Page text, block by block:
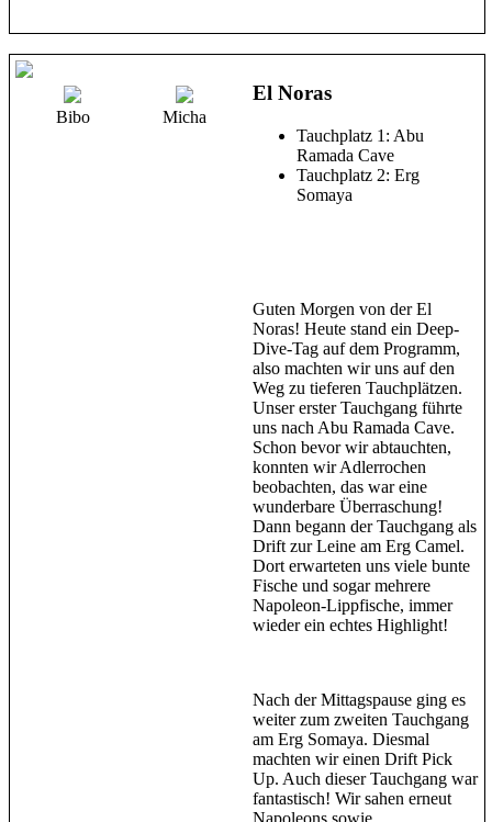
Bibo Micha
El Noras
Tauchplatz 1: Abu
Ramada Cave
Tauchplatz 2: Erg
Somaya
Guten Morgen von der El
Noras! Heute stand ein Deep-
Dive-Tag auf dem Programm,
also machten wir uns auf den
Weg zu tieferen Tauchplätzen.
Unser erster Tauchgang führte
uns nach Abu Ramada Cave.
Schon bevor wir abtauchten,
konnten wir Adlerrochen
beobachten, das war eine
wunderbare Überraschung!
Dann begann der Tauchgang als
Drift zur Leine am Erg Camel.
Dort erwarteten uns viele bunte
Fische und sogar mehrere
Napoleon-Lippfische, immer
wieder ein echtes Highlight!
Nach der Mittagspause ging es
weiter zum zweiten Tauchgang
am Erg Somaya. Diesmal
machten wir einen Drift Pick
Up. Auch dieser Tauchgang war
fantastisch! Wir sahen erneut
Napoleons sowie